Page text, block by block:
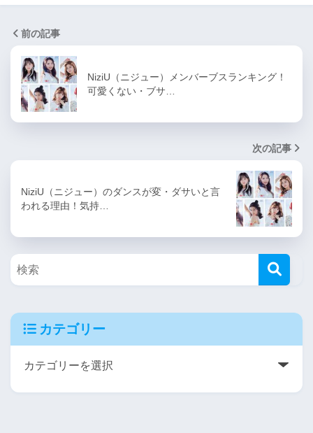
前の記事
NiziU（ニジュー）メンバーブスランキング！
可愛くない・ブサ…
次の記事
NiziU（ニジュー）のダンスが変・ダサいと言
われる理由！気持…
カテゴリー